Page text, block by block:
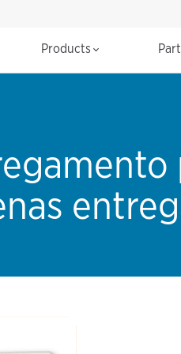
Products